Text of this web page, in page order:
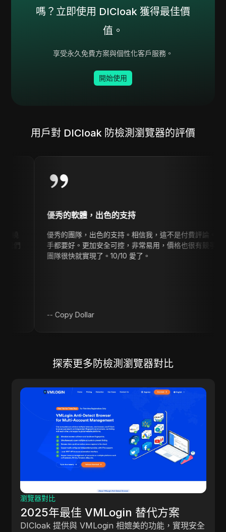
嗎？立即使用 DICloak 獲得最佳價
值。
享受永久免費方案與個性化客戶服務。
開始使用
用戶對 DICloak 防檢測瀏覽器的評價
優秀的軟體，出色的支持
優秀的團隊，出色的支持。相信我，這不是付費評論。他們的防檢測
手都要好。更加安全可控，非常易用，價格也很有競爭力。我提出了
團隊很快就實現了。10/10 愛了。
Copy Dollar
探索更多防檢測瀏覽器對比
方案
能，實現安全
2025年最佳 MoreLogin 替
DICloak 提供與 Morelogin 瀏覽器相媲